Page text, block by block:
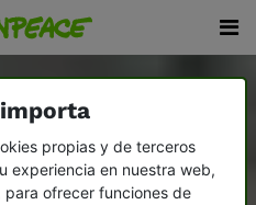
propias y de terceros
experiencia en nuestra web,
para ofrecer funciones de